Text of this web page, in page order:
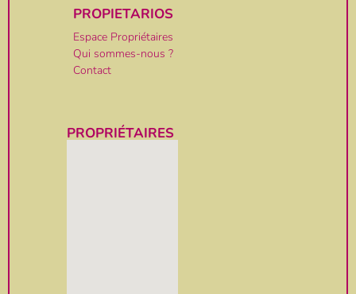
PROPIETARIOS
Espace Propriétaires
Qui sommes-nous ?
Contact
PROPRIÉTAIRES